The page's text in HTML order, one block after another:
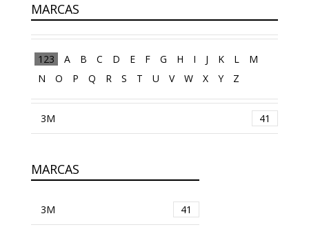
MARCAS
123 A B C D E F G H I J K L
M
N
O P Q R S T U V W X Y Z
3M 41
MARCAS
3M 41